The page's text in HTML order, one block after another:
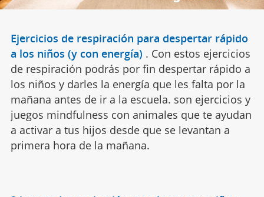
Ejercicios de respiración para despertar rápido
a los niños (y con energía) . Con estos ejercicios
de respiración podrás por fin despertar rápido a
los niños y darles la energía que les falta por la
mañana antes de ir a la escuela. son ejercicios y
juegos mindfulness con animales que te ayudan
a activar a tus hijos desde que se levantan a
primera hora de la mañana.